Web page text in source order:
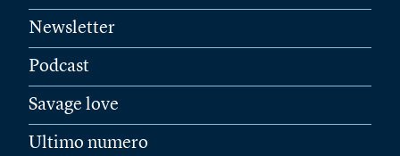
Newsletter
Podcast
Savage love
Ultimo numero